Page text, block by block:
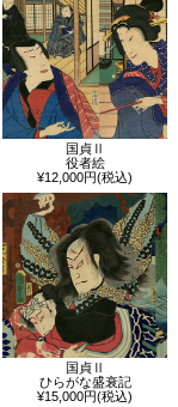
国貞Ⅱ
役者絵
¥12,000円(税込)
国貞Ⅱ
ひらがな盛衰記
¥15,000円(税込)